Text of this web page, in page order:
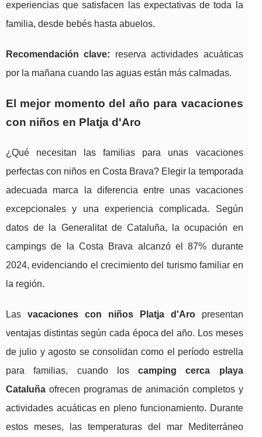
experiencias que satisfacen las expectativas de toda la
familia, desde bebés hasta abuelos.
Recomendación clave: reserva actividades acuáticas
por la mañana cuando las aguas están más calmadas.
El mejor momento del año para vacaciones
con niños en Platja d'Aro
¿Qué necesitan las familias para unas vacaciones
perfectas con niños en Costa Brava? Elegir la temporada
adecuada marca la diferencia entre unas vacaciones
excepcionales y una experiencia complicada. Según
datos de la Generalitat de Cataluña, la ocupación en
campings de la Costa Brava alcanzó el 87% durante
2024, evidenciando el crecimiento del turismo familiar en
la región.
Las vacaciones con niños Platja d'Aropresentan
ventajas distintas según cada época del año. Los meses
de julio y agosto se consolidan como el período estrella
para familias, cuando loscamping cerca playa
Cataluña ofrecen programas de animación completos y
actividades acuáticas en pleno funcionamiento. Durante
estos meses, las temperaturas del mar Mediterráneo